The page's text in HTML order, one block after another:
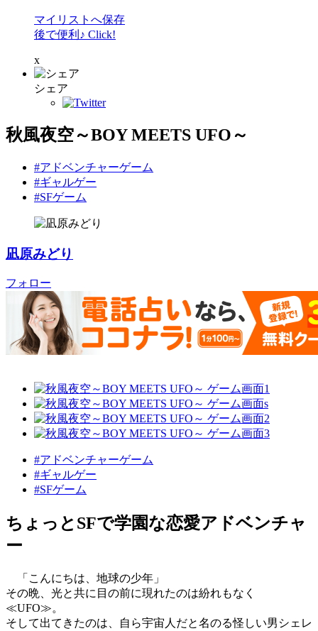
マイリストへ保存
後で便利♪ Click!
x
シェア
秋風夜空～BOY MEETS UFO～
#アドベンチャーゲーム
#ギャルゲー
#SFゲーム
凪原みどり
フォロー
#アドベンチャーゲーム
#ギャルゲー
#SFゲーム
ちょっとSFで学園な恋愛アドベンチャ
ー
「こんにちは、地球の少年」
その晩、光と共に目の前に現れたのは紛れもなく
≪UFO≫。
そして出てきたのは、自ら宇宙人だと名のる怪しい男シェレ